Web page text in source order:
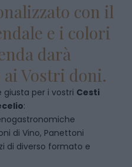
con il
e i colori
darà
Vostri doni.
giusta per i vostri Cesti
:
di Vino, Panettoni
di diverso formato e